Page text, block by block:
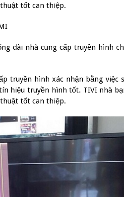
tốt can thiệp.
đài nhà cung cấp truyền hình
truyền hình xác nhận bằng việc
hiệu truyền hình tốt. TIVI nhà
tốt can thiệp.